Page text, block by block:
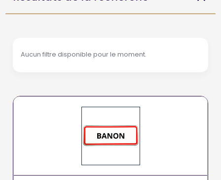
Aucun filtre disponible pour le moment.